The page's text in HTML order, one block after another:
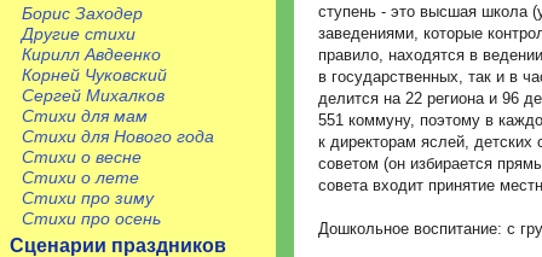
Борис Заходер
Другие стихи
Кирилл Авдеенко
Корней Чуковский
Сергей Михалков
Стихи для мам
Стихи для Нового года
Стихи о весне
Стихи о лете
Стихи про зиму
Стихи про осень
Сценарии праздников
ступень - это высшая школа
заведениями, которые
правило, находятся в
в государственных, так и в
делится на 22 региона и 96
551 коммуну, поэтому в
к директорам яслей,
советом (он избирается
совета входит принятие
Дошкольное воспитание: с